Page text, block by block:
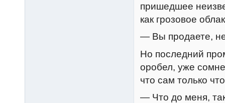
пришедшее
как грозовое
— Вы продаете,
Но последний
оробел, уже
что сам только
— Что до меня,